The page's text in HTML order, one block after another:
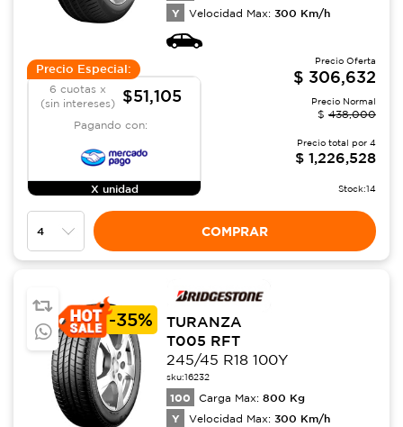
Y Velocidad Max: 300 Km/h
Precio Especial:
6 cuotas x
(sin intereses)
$51,105
Pagando con:
X unidad
Precio Oferta
$ 306,632
Precio Normal
$ 438,000
Precio total por 4
$ 1,226,528
Stock:14
COMPRAR
-35%
TURANZA
T005 RFT
245/45 R18 100Y
sku:16232
100 Carga Max: 800 Kg
Y Velocidad Max: 300 Km/h